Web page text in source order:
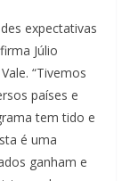
expectativas
Júlio
“Tivemos
países e
tem tido e
é uma
ganham e